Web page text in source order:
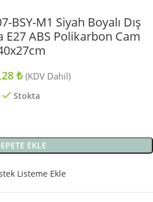
BSY-M1 Siyah Boyalı Dış
E27 ABS Polikarbon Cam
₺ (KDV Dahil)
Stokta
EKLE
Listeme Ekle